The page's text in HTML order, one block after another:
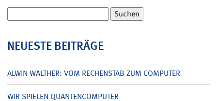
nach:
NEUESTE BEITRÄGE
ALWIN WALTHER: VOM RECHENSTAB ZUM COMPUTER
WIR SPIELEN QUANTENCOMPUTER